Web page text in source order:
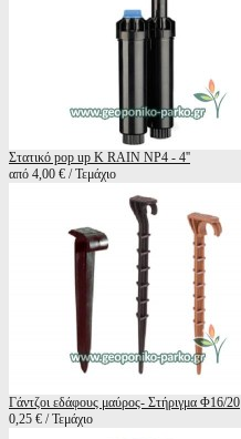
Στατικό pop up K RAIN NP4 - 4''
από 4,00 € / Τεμάχιο
Γάντζοι εδάφους μαύρος- Στήριγμα Φ16/20
0,25 € / Τεμάχιο